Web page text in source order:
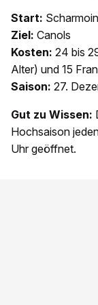
Start: Scharmoin
Ziel: Canols
Kosten: 24 bis
Alter) und 15
Saison: 27.
Gut zu Wissen:
Hochsaison
Uhr geöffnet.